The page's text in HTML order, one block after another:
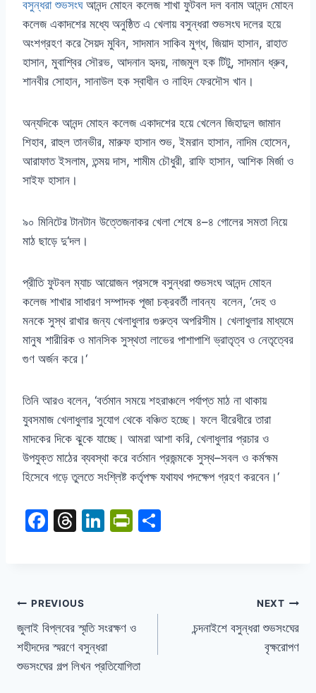
e
r
বসুন্ধরা শুভসংঘআনন্দ মোহন কলেজ শাখা ফুটবল দল বনাম আনন্দ মোহন
কলেজ একাদশের মধ্যে অনুষ্ঠিত এ খেলায় বসুন্ধরা শুভসংঘ দলের হয়ে
অংশগ্রহণ করে সৈয়দ মুবিন, সাদমান সাকিব মুগ্ধ, জিয়াদ হাসান, রাহাত
হাসান, মুবাশ্বির সৌরভ, আদনান হৃদয়, নাজমুল হক টিটু, সাদমান ধ্রুব,
শানবীর সোহান, সানাউল হক স্বাধীন ও নাহিদ ফেরদৌস খান।
অন্যদিকে আনন্দ মোহন কলেজ একাদশের হয়ে খেলেন জিহাদুল জামান
শিহাব, রাহুল তানভীর, মারুফ হাসান শুভ,ইমরান হাসান, নাদিম হোসেন,
আরাফাত ইসলাম,তন্ময় দাস, শামীম চৌধুরী, রাফি হাসান, আশিক মির্জা ও
সাইফ হাসান।
৯০ মিনিটের টানটান উত্তেজনাকর খেলা শেষে ৪–৪ গোলের সমতা নিয়ে
মাঠ ছাড়ে দু‘দল।
প্রীতি ফুটবল ম্যাচ আয়োজন প্রসঙ্গে বসুন্ধরা শুভসংঘ আনন্দ মোহন
কলেজ শাখার সাধারণ সম্পাদক পূজা চক্রবর্তী লাবন্য বলেন, ‘দেহ ও
মনকে সুস্থ রাখার জন্য খেলাধুলার গুরুত্ব অপরিসীম। খেলাধুলার মাধ্যমে
মানুষ শারীরিক ও মানসিক সুস্থতা লাভের পাশাপাশি ভ্রাতৃত্ব ও নেতৃত্বের
গুণ অর্জন করে।‘
তিনি আরও বলেন, ‘বর্তমান সময়ে শহরাঞ্চলে পর্যাপ্ত মাঠ না থাকায়
যুবসমাজ খেলাধুলার সুযোগ থেকে বঞ্চিত হচ্ছে। ফলে ধীরেধীরে তারা
মাদকের দিকে ঝুকে যাচ্ছে। আমরা আশা করি, খেলাধুলার প্রচার ও
উপযুক্ত মাঠের ব্যবস্থা করে বর্তমান প্রজন্মকে সুস্থ–সবল ও কর্মক্ষম
হিসেবে গড়ে তুলতে সংশ্লিষ্ট কর্তৃপক্ষ যথাযথ পদক্ষেপ গ্রহণ করবেন।‘
F
b
o
o
k
T
d
s
Li
n
Pr
n
dl
y
PREVIOUS
জুলাই বিপ্লবের স্মৃতি সংরক্ষণ ও
শহীদদের স্মরণে বসুন্ধরা
শুভসংঘের গল্প লিখন প্রতিযোগিতা
NEXT
চন্দনাইশে বসুন্ধরা শুভসংঘের
বৃক্ষরোপণ